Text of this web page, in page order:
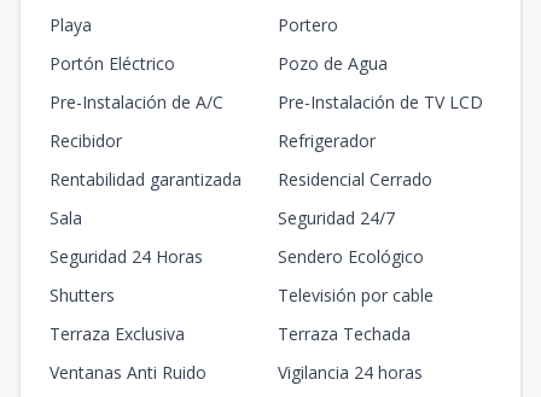
Playa
Portero
Portón Eléctrico
Pozo de Agua
Pre-Instalación de A/C
Pre-Instalación de TV LCD
Recibidor
Refrigerador
Rentabilidad garantizada
Residencial Cerrado
Sala
Seguridad 24/7
Seguridad 24 Horas
Sendero Ecológico
Shutters
Televisión por cable
Terraza Exclusiva
Terraza Techada
Ventanas Anti Ruido
Vigilancia 24 horas